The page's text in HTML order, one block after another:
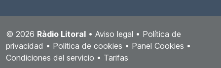
© 2026 Ràdio Litoral • Aviso legal • Política de
privacidad • Politica de cookies • Panel Cookies •
Condiciones del servicio • Tarifas